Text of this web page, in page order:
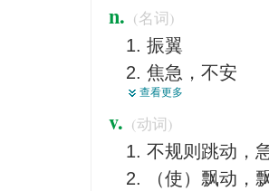
n. (名词)
振翼
焦急，不安
飘动，飘扬
兴奋，激动
<英口>小赌
小投机
查看更多
v. (动词)
不规则跳动，
（使）飘动，